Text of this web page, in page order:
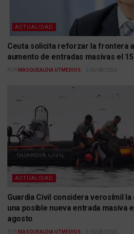
ACTUALIDAD
Ceuta solicita reforzar la frontera
aumento de entradas masivas el
POR MASQUEALDIA UTMEDIOS 06/08/2026
ACTUALIDAD
Guardia Civil considera verosímil
una posible nueva entrada masiva
agosto
POR MASQUEALDIA UTMEDIOS 06/08/2026